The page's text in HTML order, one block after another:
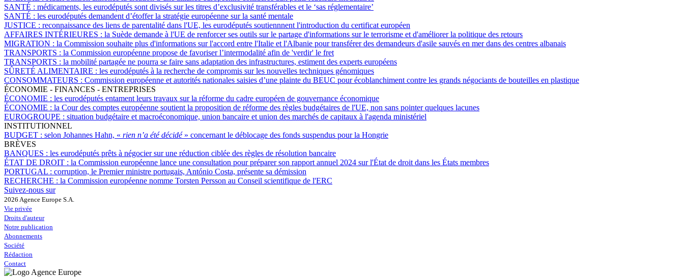
SANTÉ : médicaments, les eurodéputés sont divisés sur les titres d’exclusivité transférables et le ‘sas réglementaire’
SANTÉ : les eurodéputés demandent d’étoffer la stratégie européenne sur la santé mentale
JUSTICE : reconnaissance des liens de parentalité dans l'UE, les eurodéputés soutiennnent l'introduction du certificat européen
AFFAIRES INTÉRIEURES : la Suède demande à l'UE de renforcer ses outils sur le partage d'informations sur le terrorisme et d'améliorer la politique des retours
MIGRATION : la Commission souhaite plus d'informations sur l'accord entre l'Italie et l'Albanie pour transférer des demandeurs d'asile sauvés en mer dans des centres albanais
TRANSPORTS : la Commission européenne propose de favoriser l’intermodalité afin de 'verdir' le fret
TRANSPORTS : la mobilité partagée ne pourra se faire sans adaptation des infrastructures, estiment des experts européens
SÛRETÉ ALIMENTAIRE : les eurodéputés à la recherche de compromis sur les nouvelles techniques génomiques
CONSOMMATEURS : Commission européenne et autorités nationales saisies d’une plainte du BEUC pour écoblanchiment contre les grands négociants de bouteilles en plastique
ÉCONOMIE - FINANCES - ENTREPRISES
ÉCONOMIE : les eurodéputés entament leurs travaux sur la réforme du cadre européen de gouvernance économique
ÉCONOMIE : la Cour des comptes européenne soutient la proposition de réforme des règles budgétaires de l'UE, non sans pointer quelques lacunes
EUROGROUPE : situation budgétaire et macroéconomique, union bancaire et union des marchés de capitaux à l'agenda ministériel
INSTITUTIONNEL
BUDGET : selon Johannes Hahn, « rien n’a été décidé » concernant le déblocage des fonds suspendus pour la Hongrie
BRÈVES
BANQUES : les eurodéputés prêts à négocier sur une réduction ciblée des règles de résolution bancaire
ÉTAT DE DROIT : la Commission européenne lance une consultation pour préparer son rapport annuel 2024 sur l'État de droit dans les États membres
PORTUGAL : corruption, le Premier ministre portugais, António Costa, présente sa démission
RECHERCHE : la Commission européenne nomme Torsten Persson au Conseil scientifique de l'ERC
Suivez-nous sur
2026 Agence Europe S.A.
Vie privée
Droits d'auteur
Notre publication
Abonnements
Société
Rédaction
Contact